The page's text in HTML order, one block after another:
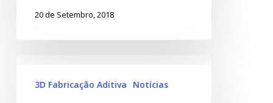
20 de Setembro, 2018
3D Fabricação Aditiva Notícias